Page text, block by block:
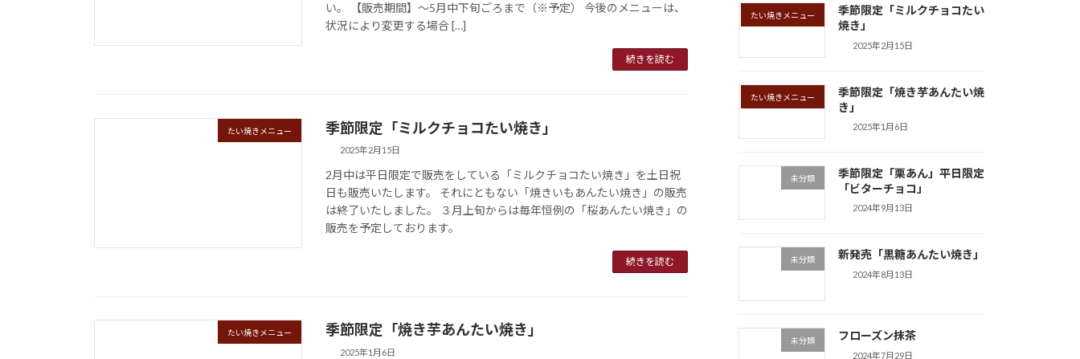
い。 【販売期間】～5月中下旬ごろまで（※予定） 今後のメニューは、
状況により変更する場合 […]
続きを読む
たい焼きメニュー 季節限定「ミルクチョコたい焼き」
2025年2月15日
2月中は平日限定で販売をしている「ミルクチョコたい焼き」を土日祝
日も販売いたします。 それにともない「焼きいもあんたい焼き」の販売
は終了いたしました。 ３月上旬からは毎年恒例の「桜あんたい焼き」の
販売を予定しております。
続きを読む
たい焼きメニュー 季節限定「焼き芋あんたい焼き」
2025年1月6日
たい焼きメニュー
季節限定「ミルクチョコたい
焼き」
2025年2月15日
たい焼きメニュー
季節限定「焼き芋あんたい焼
き」
2025年1月6日
未分類
季節限定「栗あん」平日限定
「ビターチョコ」
2024年9月13日
未分類 新発売「黒糖あんたい焼き」
2024年8月13日
未分類 フローズン抹茶
2024年7月29日